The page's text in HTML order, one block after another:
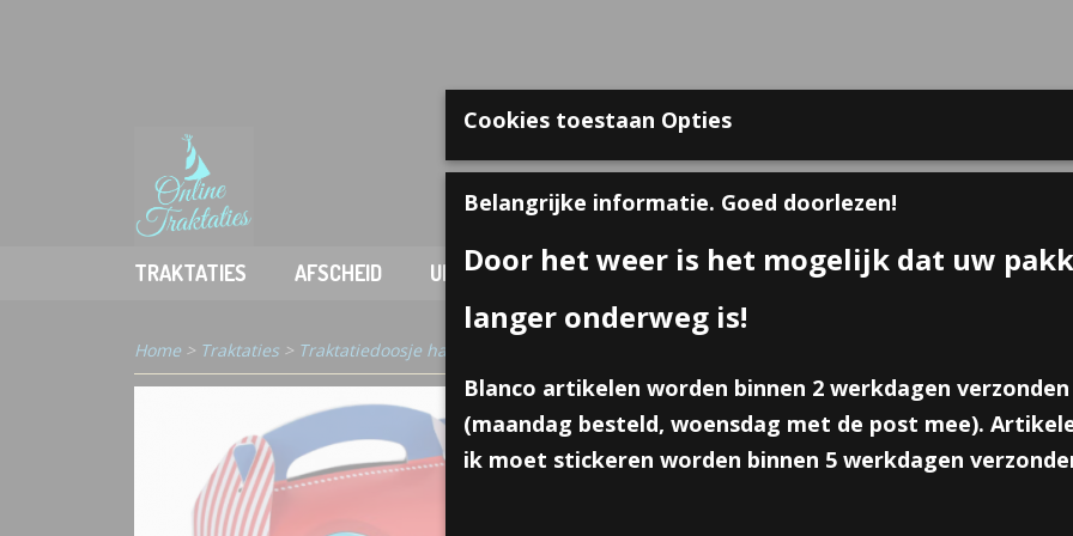
TRAKTATIES AFSCHEID UITDELEN GEBOORTE TRAKTATIES ZAKJES, DOOSJES &
Home > Traktaties > Traktatiedoosje haai
Traktatiedoosje haai
€ 0,45 per stuk
Cookies toestaan Opties
Belangrijke informatie. Goed doorlezen!
Door het weer is het mogelijk dat uw
langer onderweg is!
Blanco artikelen worden binnen 2 werkdagen verzonden
(maandag besteld, woensdag met de post mee).
ik moet stickeren worden binnen 5 werkdagen